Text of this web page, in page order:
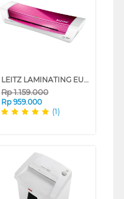
LEITZ LAMINATING EU-7368-00-23
Rp1.159.000
Rp 959.000
(1)